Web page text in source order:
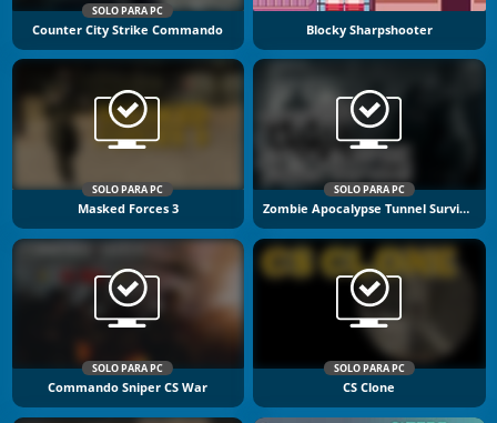
SOLO PARA PC
Counter City Strike Commando Blocky Sharpshooter
SOLO PARA PC
Masked Forces 3
SOLO PARA PC
Zombie Apocalypse Tunnel Survival
SOLO PARA PC
Commando Sniper CS War
SOLO PARA PC
CS Clone